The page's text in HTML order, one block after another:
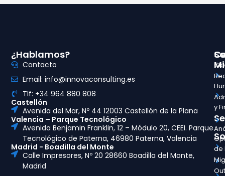
y
de
¿Hablamos?
Contacto
Email: info@innovaconsulting.es
Tlf: +34 964 880 808
Castellón
Avenida del Mar, Nº 44 12003 Castellón de la Plana
Valencia – Parque Tecnológico
Avenida Benjamin Franklin, 12 – Módulo 20, CEEI. Parque
Tecnológico de Paterna, 46980 Paterna, Valencia
Madrid - Boadilla del Monte
Calle Impresores, Nº 20 28660 Boadilla del Monte,
Madrid